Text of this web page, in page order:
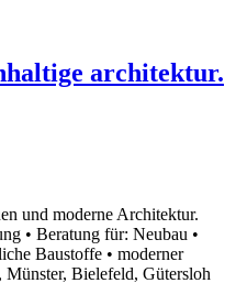
architektur.
und moderne Architektur.
• Beratung für: Neubau •
Baustoffe • moderner
Bielefeld, Gütersloh